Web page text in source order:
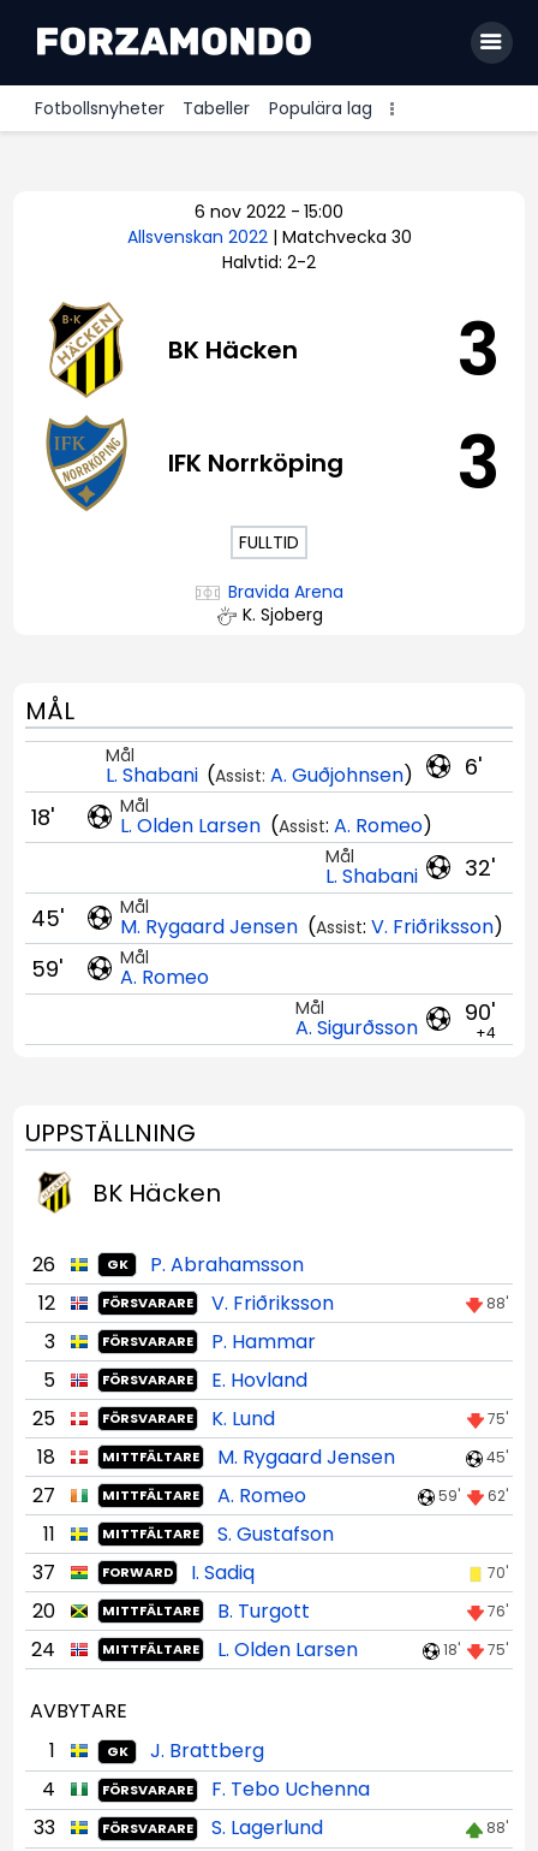
Fotbollsnyheter Tabeller Populära lag
Premier League
Bundesliga
Serie A
6 nov 2022 - 15:00
Allsvenskan 2022 | Matchvecka 30
Halvtid: 2-2
BK Häcken 3
IFK Norrköping 3
FULLTID
Bravida Arena
K. Sjoberg
MÅL
6'
Mål
L. Shabani (Assist: A. Guðjohnsen)
Mål
L. Olden Larsen (Assist: A. Romeo)
18'
32'
Mål
L. Shabani
Mål
M. Rygaard Jensen (Assist: V. Friðriksson)
45'
Mål
A. Romeo
59'
90'
+4
Mål
A. Sigurðsson
UPPSTÄLLNING
BK Häcken
26 GK
P. Abrahamsson
12
FÖRSVARARE V. Friðriksson 88'
3 FÖRSVARARE
P. Hammar
5
FÖRSVARARE
E. Hovland
25
FÖRSVARARE K. Lund 75'
18 MITTFÄLTARE M. Rygaard Jensen 45'
27 MITTFÄLTARE A. Romeo 59' 62'
11 MITTFÄLTARE
S. Gustafson
37
FORWARD I. Sadiq 70'
20 MITTFÄLTARE B. Turgott 76'
24 MITTFÄLTARE L. Olden Larsen 18' 75'
AVBYTARE
1
GK
J. Brattberg
4
FÖRSVARARE
F. Tebo Uchenna
33
FÖRSVARARE S. Lagerlund 88'